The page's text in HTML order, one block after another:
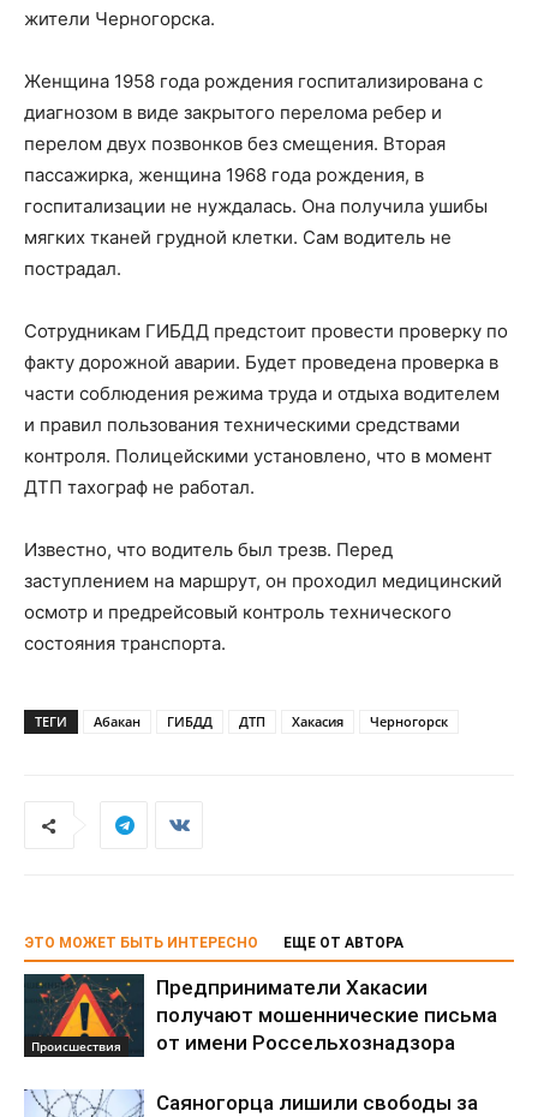
жители Черногорска.
Женщина 1958 года рождения госпитализирована с
диагнозом в виде закрытого перелома ребер и
перелом двух позвонков без смещения. Вторая
пассажирка, женщина 1968 года рождения, в
госпитализации не нуждалась. Она получила ушибы
мягких тканей грудной клетки. Сам водитель не
пострадал.
Сотрудникам ГИБДД предстоит провести проверку по
факту дорожной аварии. Будет проведена проверка в
части соблюдения режима труда и отдыха водителем
и правил пользования техническими средствами
контроля. Полицейскими установлено, что в момент
ДТП тахограф не работал.
Известно, что водитель был трезв. Перед
заступлением на маршрут, он проходил медицинский
осмотр и предрейсовый контроль технического
состояния транспорта.
ТЕГИ Абакан ГИБДД ДТП Хакасия Черногорск
ЭТО МОЖЕТ БЫТЬ ИНТЕРЕСНО ЕЩЕ ОТ АВТОРА
Происшествия
Предприниматели Хакасии
получают мошеннические письма
от имени Россельхознадзора
Саяногорца лишили свободы за